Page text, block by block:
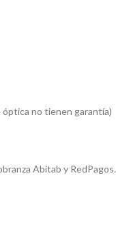
no tienen garantía)
Abitab y RedPagos.